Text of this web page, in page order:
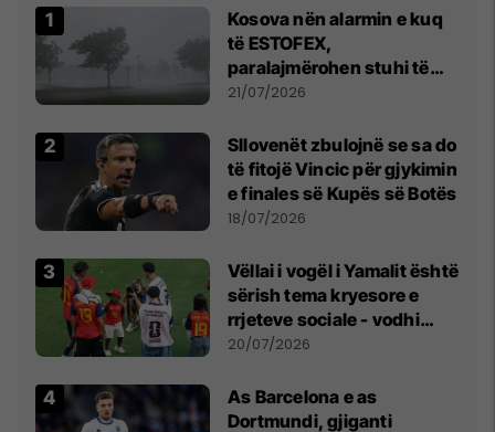
Kosova nën alarmin e kuq
të ESTOFEX,
paralajmërohen stuhi të
fuqishme me breshër dhe
21/07/2026
Sllovenët zbulojnë se sa do
të fitojë Vincic për gjykimin
e finales së Kupës së Botës
18/07/2026
Vëllai i vogël i Yamalit është
sërish tema kryesore e
rrjeteve sociale - vodhi
vëmendjen pas finales së
20/07/2026
As Barcelona e as
Dortmundi, gjiganti